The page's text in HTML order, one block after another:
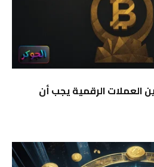
العملات الرقمية يجب أن